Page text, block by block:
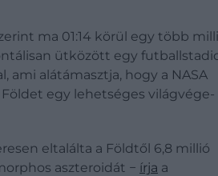
ma 01:14 körül egy több
ütközött egy
ami alátámasztja, hogy a NASA
egy lehetséges világvége-
eltalálta a Földtől 6,8 millió
aszteroidát − írja a